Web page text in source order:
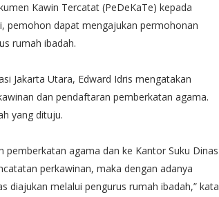
Kawin Tercatat (PeDeKaTe) kepada
pemohon dapat mengajukan permohonan
rumah ibadah.
Jakarta Utara, Edward Idris mengatakan
dan pendaftaran pemberkatan agama.
yang dituju.
pemberkatan agama dan ke Kantor Suku Dinas
perkawinan, maka dengan adanya
diajukan melalui pengurus rumah ibadah,” kata